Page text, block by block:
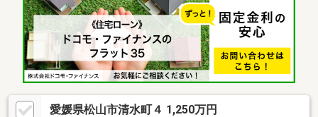
愛媛県松山市清水町４ 1,250万円